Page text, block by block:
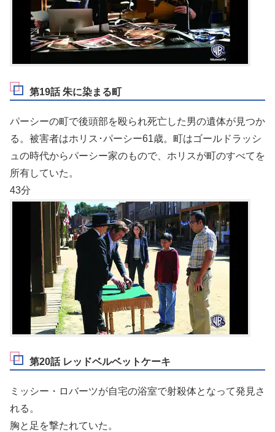
第19話 朱に染まる町
パーシーの町で後頭部を殴られ死亡した男の遺体が見つか
る。被害者はホリス･パーシー61歳。町はゴールドラッシ
ュの時代からパーシー家のもので、ホリスが町のすべてを
所有していた。
43分
第20話 レッドベルベットケーキ
ミッシー・ロバーツが自宅の浴室で射殺体となって発見さ
れる。
胸と足を撃たれていた。